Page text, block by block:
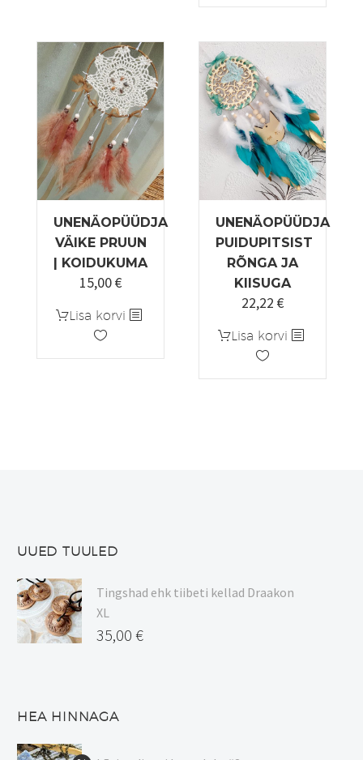
varianti.
Valikuid
saab
teha
tootelehel.
UNENÄOPÜÜDJA
VÄIKE PRUUN
| KOIDUKUMA
15,00€
Lisa korvi
UNENÄOPÜÜDJA
PUIDUPITSIST
RÕNGA JA
KIISUGA
22,22 €
Lisa korvi
UUED TUULED
Tingshad ehk tiibeti kellad Draakon
XL
35,00 €
HEA HINNAGA